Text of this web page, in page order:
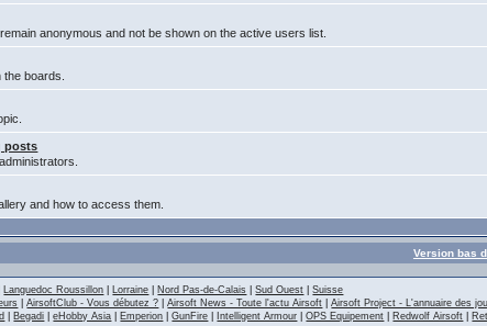
anonymous and not be shown on the active users list.
boards.
posts
and how to access them.
Version bas
Languedoc Roussillon Lorraine Nord Pas-de-Calais |Sud Ouest |Suisse
|AirsoftClub - Vous débutez ? |Airsoft News - Toute l'actu Airsoft |Airsoft Project - L'annuaire des
Begadi |eHobby Asia Emperion |GunFire Intelligent Armour |OPS Equipement Redwolf Airsoft